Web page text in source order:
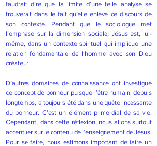
faudrait dire que la limite d’une telle analyse se
trouverait dans le fait qu’elle enlève ce discours de
son contexte. Pendant que le sociologue met
l’emphase sur la dimension sociale, Jésus est, lui-
même, dans un contexte spirituel qui implique une
relation fondamentale de l’homme avec son Dieu
créateur.
D’autres domaines de connaissance ont investigué
ce concept de bonheur puisque l’être humain, depuis
longtemps, a toujours été dans une quête incessante
du bonheur. C’est un élément primordial de sa vie.
Cependant, dans cette réflexion, nous allons surtout
accentuer sur le contenu de l’enseignement de Jésus.
Pour se faire, nous estimons important de faire un